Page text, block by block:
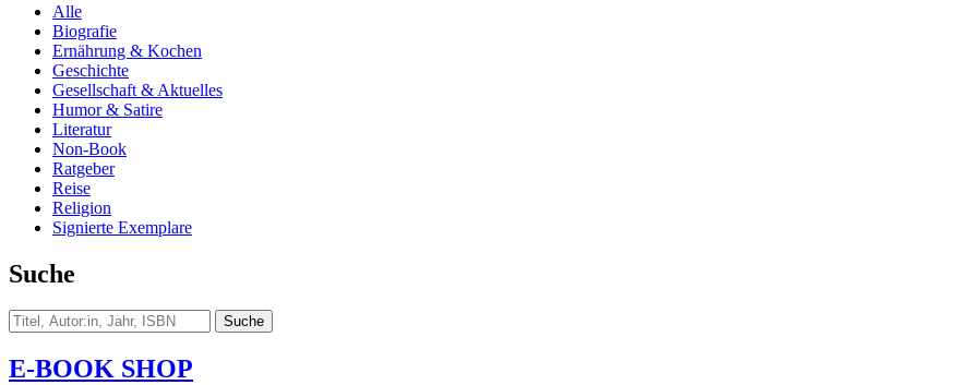
Alle
Biografie
Ernährung & Kochen
Geschichte
Gesellschaft & Aktuelles
Humor & Satire
Literatur
Non-Book
Ratgeber
Reise
Religion
Signierte Exemplare
Suche
E-BOOK SHOP